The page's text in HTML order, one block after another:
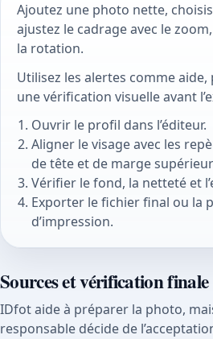
Ajoutez une photo nette,
ajustez le cadrage avec le
la rotation.
Utilisez les alertes comme aide,
une vérification visuelle avant
Ouvrir le profil dans l’éditeur.
Aligner le visage avec les
de tête et de marge
Vérifier le fond, la netteté et
Exporter le fichier final ou la
d’impression.
Sources et vérification finale
IDfot aide à préparer la photo,
responsable décide de